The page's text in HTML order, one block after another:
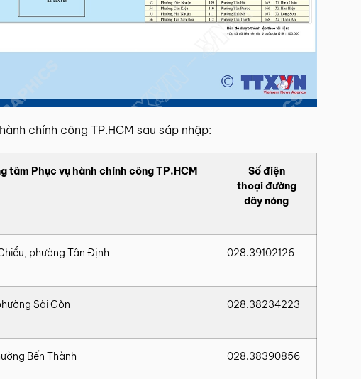
chính công TP.HCM sau sáp nhập:
tâm Phục vụ hành chính công TP.HCM
Số điện
thoại đường
dây nóng
phường Tân Định 028.39102126
Sài Gòn 028.38234223
Bến Thành 028.38390856